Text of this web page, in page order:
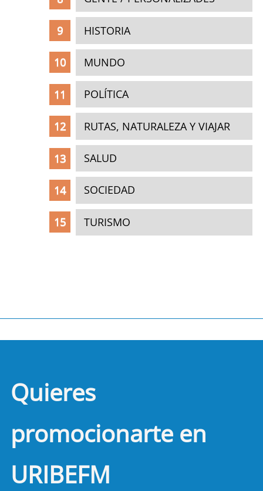
HISTORIA
MUNDO
POLÍTICA
RUTAS, NATURALEZA Y VIAJAR
SALUD
SOCIEDAD
TURISMO
Quieres
promocionarte en
URIBEFM